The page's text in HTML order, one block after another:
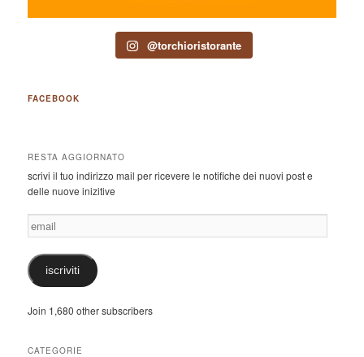
@torchioristorante
FACEBOOK
RESTA AGGIORNATO
scrivi il tuo indirizzo mail per ricevere le notifiche dei nuovi post e
delle nuove inizitive
email
iscriviti
Join 1,680 other subscribers
CATEGORIE